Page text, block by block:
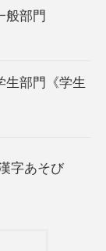
般部門
生部門《学生
字あそび